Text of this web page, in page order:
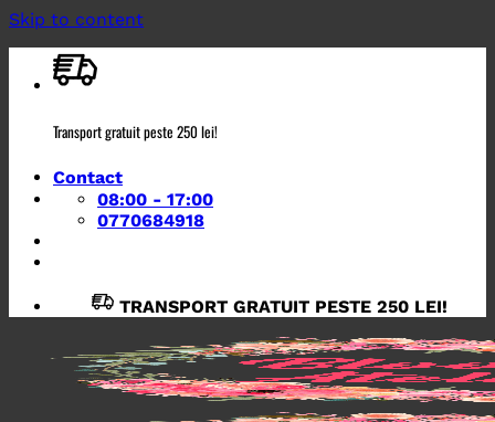
Skip to content
Transport gratuit peste 250 lei!
Contact
08:00 - 17:00
0770684918
TRANSPORT GRATUIT PESTE 250 LEI!